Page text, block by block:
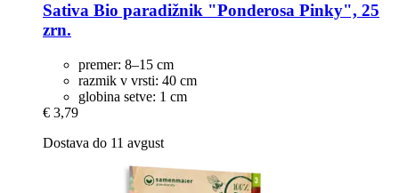
Sativa Bio paradižnik "Ponderosa Pinky", 25
zrn.
premer: 8–15 cm
razmik v vrsti: 40 cm
globina setve: 1 cm
€ 3,79
Dostava do 11 avgust